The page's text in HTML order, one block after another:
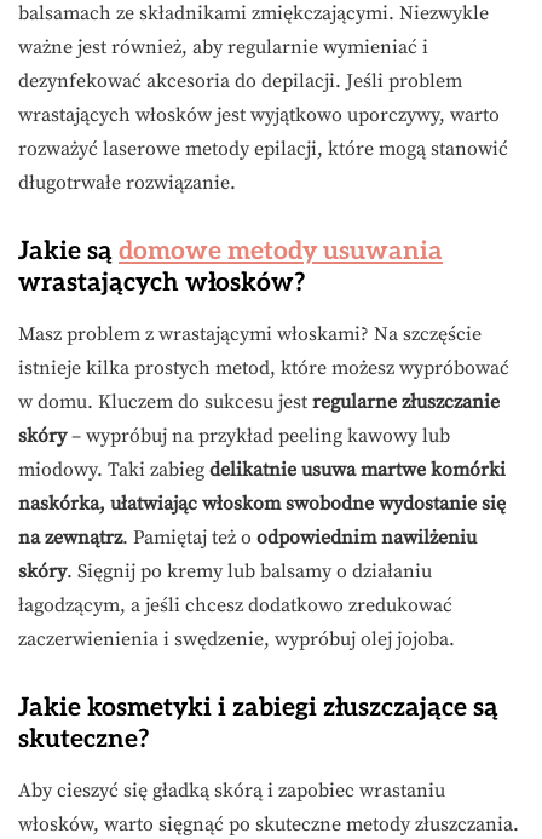
balsamach ze składnikami zmiękczającymi. Niezwykle
ważne jest również, aby regularnie wymieniać i
dezynfekować akcesoria do depilacji. Jeśli problem
wrastających włosków jest wyjątkowo uporczywy, warto
rozważyć laserowe metody epilacji, które mogą stanowić
długotrwałe rozwiązanie.
Jakie są domowe metody usuwania
wrastających włosków?
Masz problem z wrastającymi włoskami? Na szczęście
istnieje kilka prostych metod, które możesz wypróbować
w domu. Kluczem do sukcesu jest regularne złuszczanie
skóry– wypróbuj na przykład peeling kawowy lub
miodowy. Taki zabieg delikatnie usuwa martwe komórki
naskórka, ułatwiając włoskom swobodne wydostanie się
na zewnątrz. Pamiętaj też o odpowiednim nawilżeniu
skóry. Sięgnij po kremy lub balsamy o działaniu
łagodzącym, a jeśli chcesz dodatkowo zredukować
zaczerwienienia i swędzenie, wypróbuj olej jojoba.
Jakie kosmetyki i zabiegi złuszczające są
skuteczne?
Aby cieszyć się gładką skórą i zapobiec wrastaniu
włosków, warto sięgnąć po skuteczne metody złuszczania.